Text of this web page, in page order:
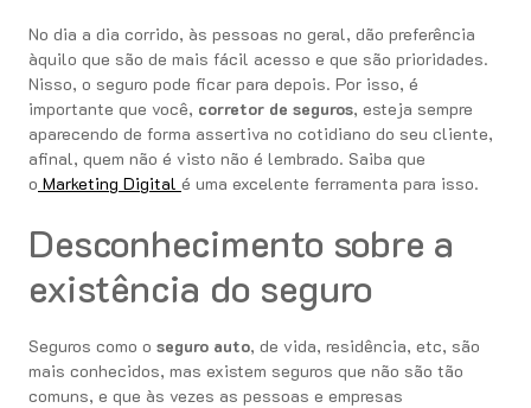
No dia a dia corrido, às pessoas no geral, dão preferência
àquilo que são de mais fácil acesso e que são prioridades.
Nisso, o seguro pode ficar para depois. Por isso, é
importante que você, corretor de seguros, esteja sempre
aparecendo de forma assertiva no cotidiano do seu cliente,
afinal, quem não é visto não é lembrado. Saiba que
o Marketing Digital é uma excelente ferramenta para isso.
Desconhecimento sobre a
existência do seguro
Seguros como o seguro auto, de vida, residência, etc, são
mais conhecidos, mas existem seguros que não são tão
comuns, e que às vezes as pessoas e empresas